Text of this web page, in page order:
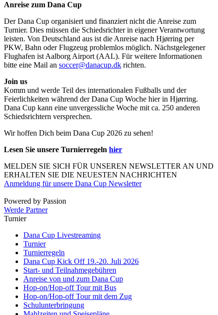
Anreise zum Dana Cup
Der Dana Cup organisiert und finanziert nicht die Anreise zum
Turnier. Dies müssen die Schiedsrichter in eigener Verantwortung
leisten. Von Deutschland aus ist die Anreise nach Hjørring per
PKW, Bahn oder Flugzeug problemlos möglich. Nächstgelegener
Flughafen ist Aalborg Airport (AAL). Für weitere Informationen
bitte eine Mail an soccer@danacup.dk richten.
Join us
Komm und werde Teil des internationalen Fußballs und der
Feierlichkeiten während der Dana Cup Woche hier in Hjørring.
Dana Cup kann eine unvergessliche Woche mit ca. 250 anderen
Schiedsrichtern versprechen.
Wir hoffen Dich beim Dana Cup 2026 zu sehen!
Lesen Sie unsere Turnierregeln hier
MELDEN SIE SICH FÜR UNSEREN NEWSLETTER AN UND
ERHALTEN SIE DIE NEUESTEN NACHRICHTEN
Anmeldung für unsere Dana Cup Newsletter
Powered by Passion
Werde Partner
Turnier
Dana Cup Livestreaming
Turnier
Turnierregeln
Dana Cup Kick Off 19.-20. Juli 2026
Start- und Teilnahmegebühren
Anreise von und zum Dana Cup
Hop-on/Hop-off Tour mit Bus
Hop-on/Hop-off Tour mit dem Zug
Schulunterbringung